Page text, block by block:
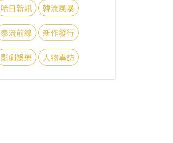
哈日新訊 韓流風暴
泰流前線 新作發行
影劇娛樂 人物專訪